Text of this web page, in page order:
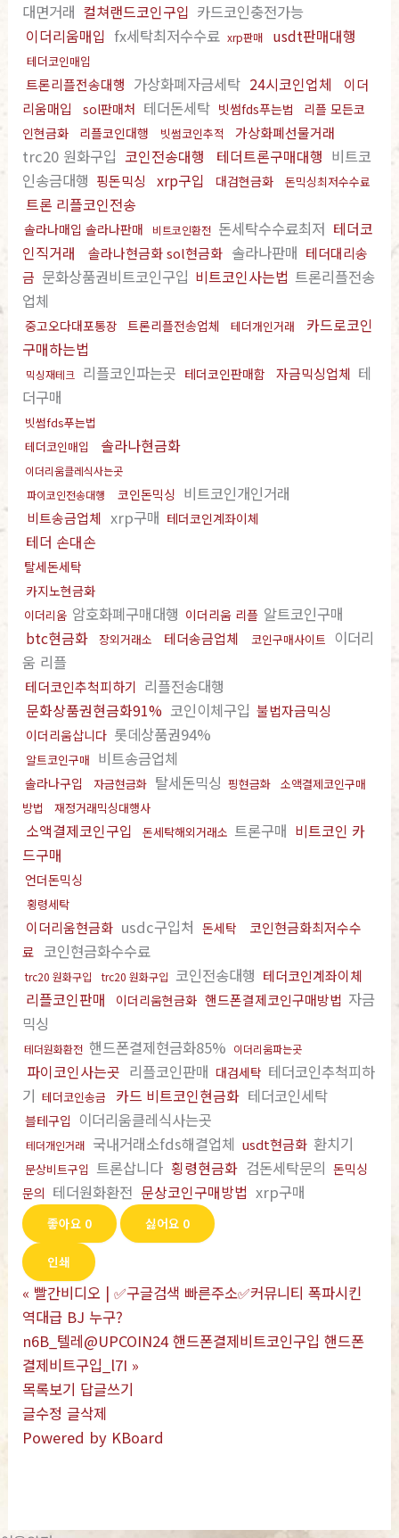
대면거래 컬쳐랜드코인구입 카드코인충전가능
이더리움매입 fx세탁최저수수료 xrp판매 usdt판매대행
테더코인매입
트론리플전송대행 가상화폐자금세탁 24시코인업체
이더
리움매입
sol판매처 테더돈세탁 빗썸fds푸는법
리플 모든코
인현금화
리플코인대행 빗썸코인추적 가상화폐선물거래
trc20 원화구입 코인전송대행 테더트론구매대행 비트코
인송금대행 핑돈믹싱 xrp구입 대검현금화 돈믹싱최저수수료
트론 리플코인전송
솔라나매입 솔라나판매 비트코인환전 돈세탁수수료최저 테더코
인직거래
솔라나현금화 sol현금화 솔라나판매 테더대리송
금 문화상품권비트코인구입 비트코인사는법 트론리플전송
업체
중고오다대포통장 트론리플전송업체 테더개인거래
카드로코인
구매하는법
믹싱재테크 리플코인파는곳 테더코인판매함 자금믹싱업체 테
더구매
빗썸fds푸는법
테더코인매입
솔라나현금화
이더리움클레식사는곳
파이코인전송대행
코인돈믹싱 비트코인개인거래
비트송금업체 xrp구매 테더코인계좌이체
테더 손대손
탈세돈세탁
카지노현금화
이더리움 암호화폐구매대행 이더리움 리플 알트코인구매
btc현금화
장외거래소 테더송금업체 코인구매사이트
이더리
움 리플
테더코인추척피하기 리플전송대행
문화상품권현금화91% 코인이체구입 불법자금믹싱
이더리움삽니다 롯데상품권94%
알트코인구매 비트송금업체
솔라나구입 자금현금화 탈세돈믹싱 핑현금화 소액결제코인구매
방법
재정거래믹싱대행사
소액결제코인구입 돈세탁해외거래소 트론구매 비트코인 카
드구매
언더돈믹싱
횡령세탁
이더리움현금화 usdc구입처 돈세탁
코인현금화최저수수
료 코인현금화수수료
trc20 원화구입 trc20 원화구입 코인전송대행 테더코인계좌이체
리플코인판매 이더리움현금화 핸드폰결제코인구매방법 자금
믹싱
테더원화환전 핸드폰결제현금화85% 이더리움파는곳
파이코인사는곳 리플코인판매 대검세탁 테더코인추척피하
기 테더코인송금 카드 비트코인현금화 테더코인세탁
블테구입 이더리움클레식사는곳
테더개인거래 국내거래소fds해결업체 usdt현금화 환치기
문상비트구입 트론삽니다 횡령현금화 검돈세탁문의 돈믹싱
문의 테더원화환전 문상코인구매방법 xrp구매
좋아요 0 싫어요 0
인쇄
« 빨간비디오 | ✅구글검색 빠른주소✅커뮤니티 폭파시킨
역대급 BJ 누구?
n6B_텔레@UPCOIN24 핸드폰결제비트코인구입 핸드폰
결제비트구입_l7I »
목록보기 답글쓰기
글수정 글삭제
Powered by KBoard